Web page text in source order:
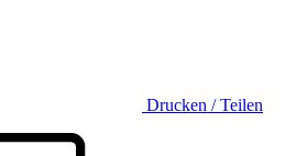
Drucken / Teilen